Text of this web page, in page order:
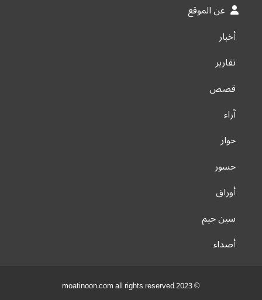
عن الموقع
أخبار
تقارير
قصص
آراء
حوار
جسور
أوراق
سين جيم
أصداء
© 2023 moatinoon.com all rights reserved